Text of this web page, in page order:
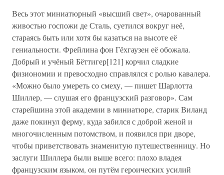
Весь этот миниатюрный «высший свет», очарованный
живостью госпожи де Сталь, суетился вокруг неё,
стараясь быть или хотя бы казаться на высоте её
гениальности. Фрейлина фон Гёхгаузен её обожала.
Добрый и учёный Бёттигер[121] корчил сладкие
физиономии и превосходно справлялся с ролью кавалера.
«Можно было умереть со смеху, — пишет Шарлотта
Шиллер, — слушая его французский разговор». Сам
старейшина этой академии в миниатюре, старик Виланд
даже покинул ферму, куда забился с доброй женой и
многочисленным потомством, и появился при дворе,
чтобы приветствовать знаменитую путешественницу. Но
заслуги Шиллера были выше всего: плохо владея
французским языком, он путём героических усилий